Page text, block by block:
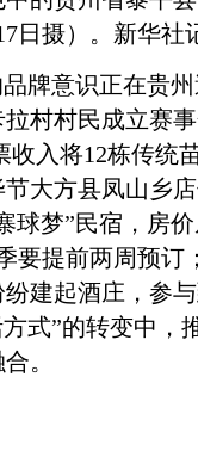
日摄）。新华
意识正在贵州
村村民成立赛事
收入将12栋传统
节大方县凤山乡
球梦”民宿，房价
要提前两周预订
建起酒庄，参
式”的转变中，
。